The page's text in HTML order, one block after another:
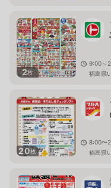
2枚
9:00～
福島県
20枚
8:00〜
福島県